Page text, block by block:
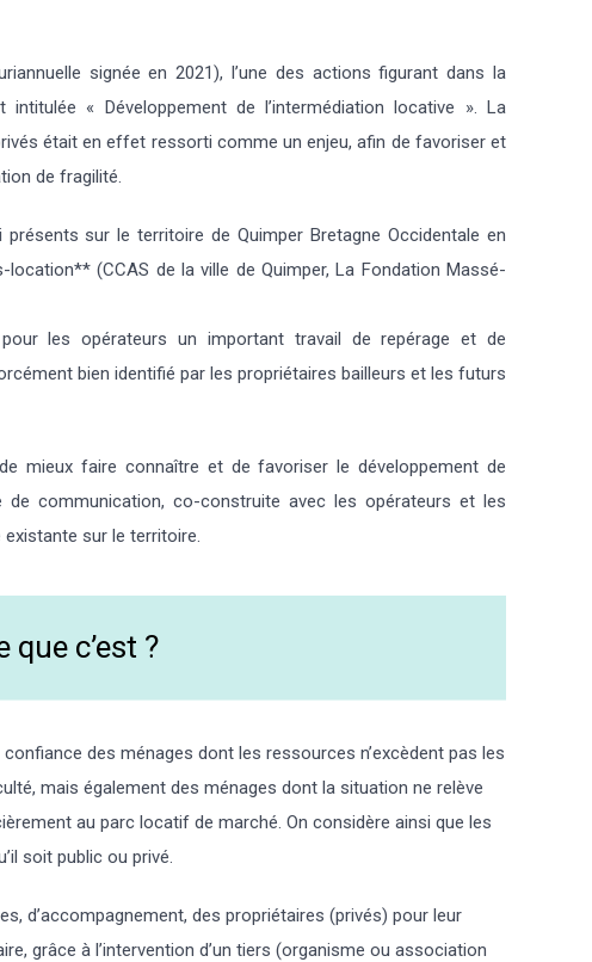
signée en 2021), l’une des actions figurant dans la
« Développement de l’intermédiation locative ». La
était en effet ressorti comme un enjeu, afin de favoriser et
de fragilité.
sur le territoire de Quimper Bretagne Occidentale en
(CCAS de la ville de Quimper, La Fondation Massé-
les opérateurs un important travail de repérage et de
bien identifié par les propriétaires bailleurs et les futurs
mieux faire connaître et de favoriser le développement de
de communication, co-construite avec les opérateurs et les
sur le territoire.
que c’est ?
des ménages dont les ressources n’excèdent pas les
mais également des ménages dont la situation ne relève
au parc locatif de marché. On considère ainsi que les
soit public ou privé.
d’accompagnement, des propriétaires (privés) pour leur
grâce à l’intervention d’un tiers (organisme ou association